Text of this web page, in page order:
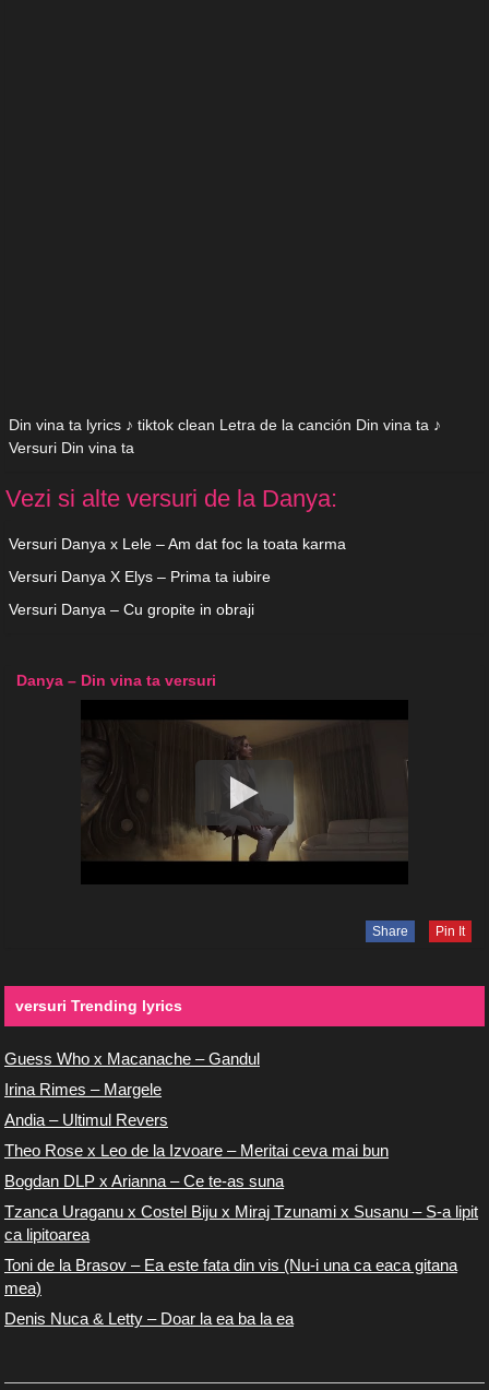
Din vina ta lyrics ♪ tiktok clean Letra de la canción Din vina ta ♪
Versuri Din vina ta
Vezi si alte versuri de la Danya:
Versuri Danya x Lele – Am dat foc la toata karma
Versuri Danya X Elys – Prima ta iubire
Versuri Danya – Cu gropite in obraji
Danya – Din vina ta versuri
Share Pin It
versuri Trending lyrics
Guess Who x Macanache – Gandul
Irina Rimes – Margele
Andia – Ultimul Revers
Theo Rose x Leo de la Izvoare – Meritai ceva mai bun
Bogdan DLP x Arianna – Ce te-as suna
Tzanca Uraganu x Costel Biju x Miraj Tzunami x Susanu – S-a lipit
ca lipitoarea
Toni de la Brasov – Ea este fata din vis (Nu-i una ca eaca gitana
mea)
Denis Nuca & Letty – Doar la ea ba la ea